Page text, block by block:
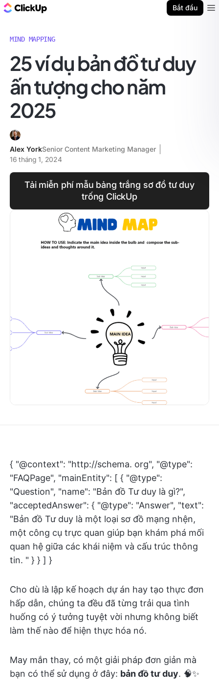
Bắt đầu
MIND MAPPING
25 ví dụ bản đồ tư duy
ấn tượng cho năm
2025
Alex YorkSenior Content Marketing Manager
16 tháng 1, 2024
Tải miễn phí mẫu bảng trắng sơ đồ tư duy
trống ClickUp
{ "@context": "http://schema. org", "@type":
"FAQPage", "mainEntity": [ { "@type":
"Question", "name": "Bản đồ Tư duy là gì?",
"acceptedAnswer": { "@type": "Answer", "text":
"Bản đồ Tư duy là một loại sơ đồ mạng nhện,
một công cụ trực quan giúp bạn khám phá mối
quan hệ giữa các khái niệm và cấu trúc thông
tin. " } } ] }
Cho dù là lập kế hoạch dự án hay tạo thực đơn
hấp dẫn, chúng ta đều đã từng trải qua tình
huống có ý tưởng tuyệt vời nhưng không biết
làm thế nào để hiện thực hóa nó.
May mắn thay, có một giải pháp đơn giản mà
bạn có thể sử dụng ở đây: bản đồ tư duy. 🧠✨